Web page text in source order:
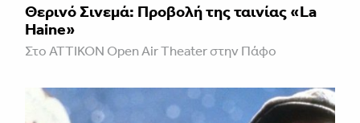
Θερινό Σινεμά: Προβολή της ταινίας «La
Haine»
Στο ATTIKON Open Air Theater στην Πάφο